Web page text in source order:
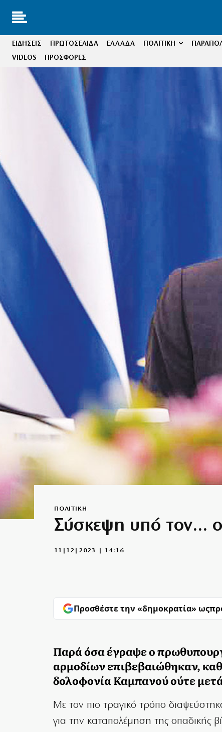
ΕΙΔΗΣΕΙΣ ΠΡΩΤΟΣΕΛΙΔΑ ΕΛΛΑΔΑ ΠΟΛΙΤΙΚΗ
VIDEOS
ΠΡΟΣΦΟΡΕΣ
ΠΟΛΙΤΙΚΗ
Σύσκεψη υπό τον…
11|12|2023 | 14:16
Προσθέστε την «δημοκρατία» ως
Παρά όσα έγραψε ο
αρμοδίων επιβεβαιώθηκαν,
δολοφονία Καμπανού ούτε
Με τον πιο τραγικό τρόπο
για την καταπολέμηση της οπαδικής